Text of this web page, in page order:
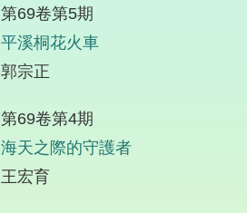
第69卷第5期
平溪桐花火車
郭宗正
第69卷第4期
海天之際的守護者
王宏育